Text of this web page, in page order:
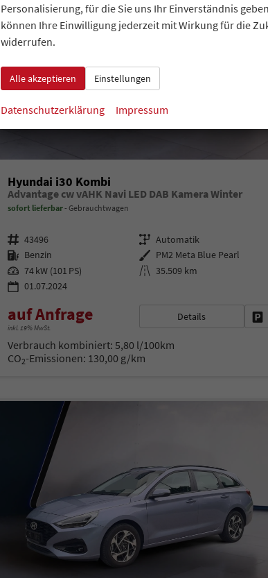
Hyundai i30 Kombi
Advantage cw vAHK Navi LED DAB Kamera Winter
sofort lieferbar Gebrauchtwagen
Fahrzeugnr. 43496 Getriebe Automatik
Kraftstoff Benzin Außenfarbe PM2 Meta Blue Pearl
Leistung 74 kW (101 PS) Kilometerstand 35.509 km
01.07.2024
auf Anfrage
inkl. 19% MwSt.
Details
Verbrauch kombiniert: 5,80 l/100km
CO2-Emissionen: 130,00 g/km
Personalisierung, für die Sie uns Ihr Einverständnis
können Ihre Einwilligung jederzeit mit Wirkung für die
widerrufen.
Alle akzeptieren Einstellungen
Datenschutzerklärung Impressum